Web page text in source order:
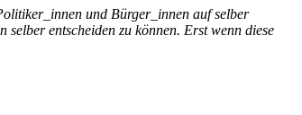
und Bürger_innen auf selber
entscheiden zu können. Erst wenn diese